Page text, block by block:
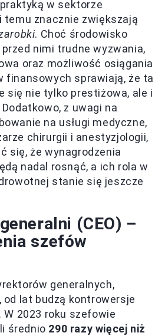
w sektorze
temu znacznie zwiększają
. Choć środowisko
nimi trudne wyzwania,
oraz możliwość osiągania
finansowych sprawiają, że ta
się nie tylko prestiżowa, ale i
z uwagi na
na usługi medyczne,
chirurgii i anestyzjologii,
się, że wynagrodzenia
nadal rosnąć, a ich rola w
stanie się jeszcze
(CEO) –
szefów
generalnych,
od lat budzą kontrowersje
2023 roku szefowie
średnio 290 razy więcej niż